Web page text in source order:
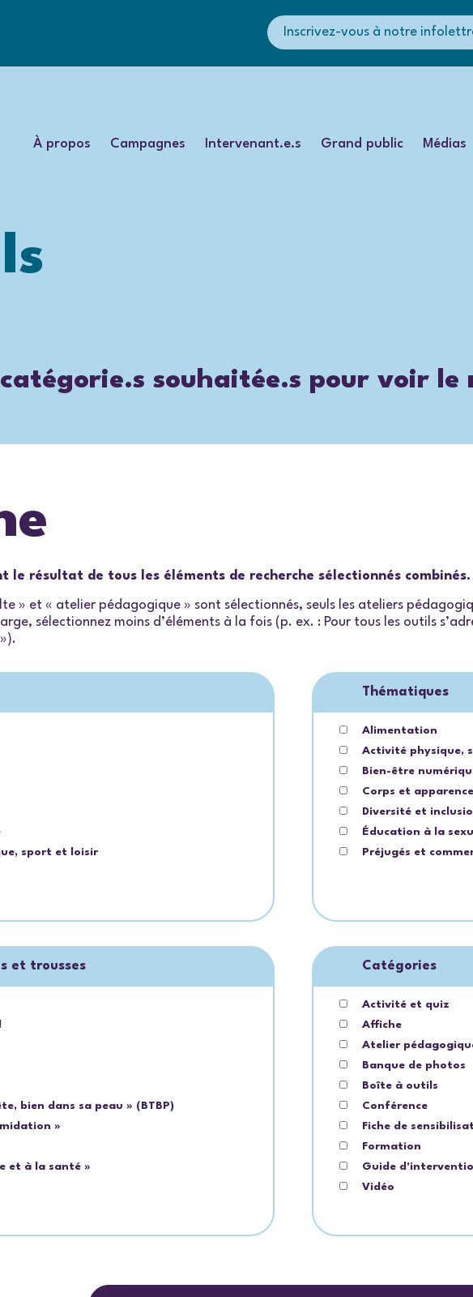
Inscrivez-vous à notre
À propos Campagnes Intervenant.e.s Grand public Médias
catégorie.s souhaitée.s pour voir
le résultat de tous les éléments de recherche sélectionnés combinés.
» et « atelier pédagogique » sont sélectionnés, seuls les ateliers
sélectionnez moins d’éléments à la fois (p. ex. : Pour tous les outils
sport et loisir
Thématiques
Alimentation
Activité physique,
Bien-être
Corps et apparence
Diversité et
Éducation à la
Préjugés et
et trousses
bien dans sa peau » (BTBP)
»
et à la santé »
Catégories
Activité et quiz
Affiche
Atelier
Banque de photos
Boîte à outils
Conférence
Fiche de
Formation
Guide
Vidéo